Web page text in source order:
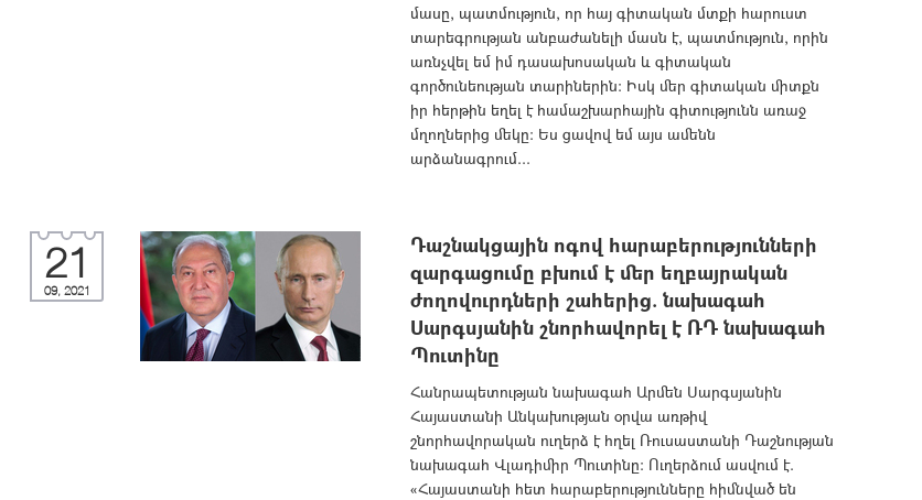
մասը, պատմություն, որ հայ գիտական մտքի հարուստ
տարեգրության անբաժանելի մասն է, պատմություն, որին
առնչվել եմ իմ դասախոսական և գիտական
գործունեության տարիներին: Իսկ մեր գիտական միտքն
իր հերթին եղել է համաշխարհային գիտությունն առաջ
մղողներից մեկը: Ես ցավով եմ այս ամենն
արձանագրում...
21
09, 2021
Դաշնակցային ոգով հարաբերությունների
զարգացումը բխում է մեր եղբայրական
ժողովուրդների շահերից. նախագահ
Սարգսյանին շնորհավորել է ՌԴ նախագահ
Պուտինը
Հանրապետության նախագահ Արմեն Սարգսյանին
Հայաստանի Անկախության օրվա առթիվ
շնորհավորական ուղերձ է հղել Ռուսաստանի Դաշնության
նախագահ Վլադիմիր Պուտինը: Ուղերձում ասվում է.
«Հայաստանի հետ հարաբերությունները հիմնված են